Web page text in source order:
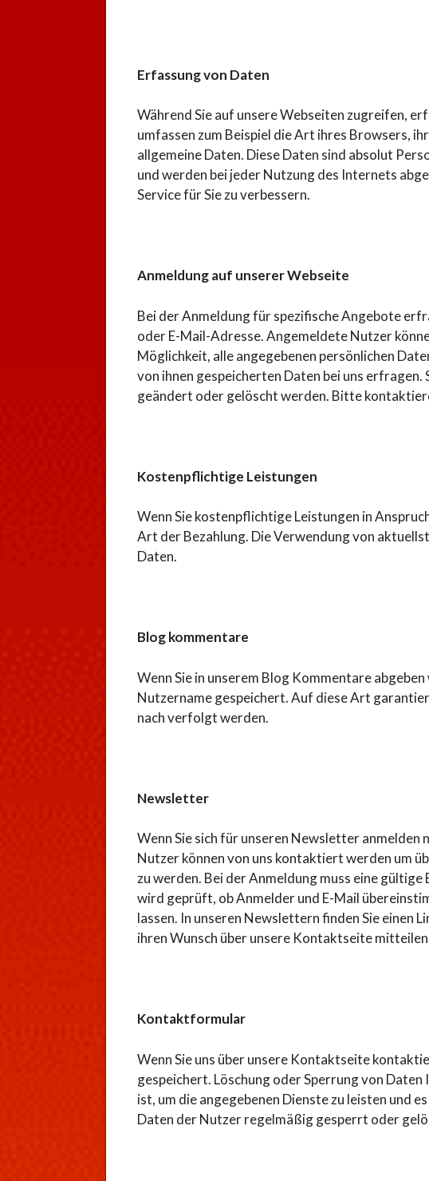
Erfassung von Daten
Während Sie auf unsere Webseiten zugreifen,
umfassen zum Beispiel die Art ihres Browsers,
allgemeine Daten. Diese Daten sind absolut
und werden bei jeder Nutzung des Internets
Service für Sie zu verbessern.
Anmeldung auf unserer Webseite
Bei der Anmeldung für spezifische Angebote
oder E-Mail-Adresse. Angemeldete Nutzer
Möglichkeit, alle angegebenen persönlichen
von ihnen gespeicherten Daten bei uns
geändert oder gelöscht werden. Bitte
Kostenpflichtige Leistungen
Wenn Sie kostenpflichtige Leistungen in
Art der Bezahlung. Die Verwendung von
Daten.
Blog kommentare
Wenn Sie in unserem Blog Kommentare
Nutzername gespeichert. Auf diese Art
nach verfolgt werden.
Newsletter
Wenn Sie sich für unseren Newsletter
Nutzer können von uns kontaktiert werden um
zu werden. Bei der Anmeldung muss eine
wird geprüft, ob Anmelder und E-Mail
lassen. In unseren Newslettern finden Sie einen
ihren Wunsch über unsere Kontaktseite
Kontaktformular
Wenn Sie uns über unsere Kontaktseite
gespeichert. Löschung oder Sperrung von
ist, um die angegebenen Dienste zu leisten und
Daten der Nutzer regelmäßig gesperrt oder